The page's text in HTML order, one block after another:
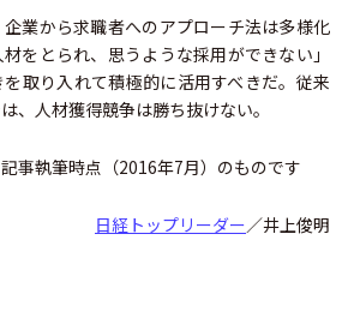
業から求職者へのアプローチ法は多様化
をとられ、思うような採用ができない」
取り入れて積極的に活用すべきだ。従来
、人材獲得競争は勝ち抜けない。
事執筆時点（2016年7月）のものです
日経トップリーダー／井上俊明